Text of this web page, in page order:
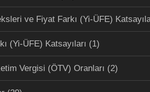
ve Fiyat Farkı (Yi-ÜFE)
(Yi-ÜFE) Katsayıları (1)
Vergisi (ÖTV) Oranları (2)